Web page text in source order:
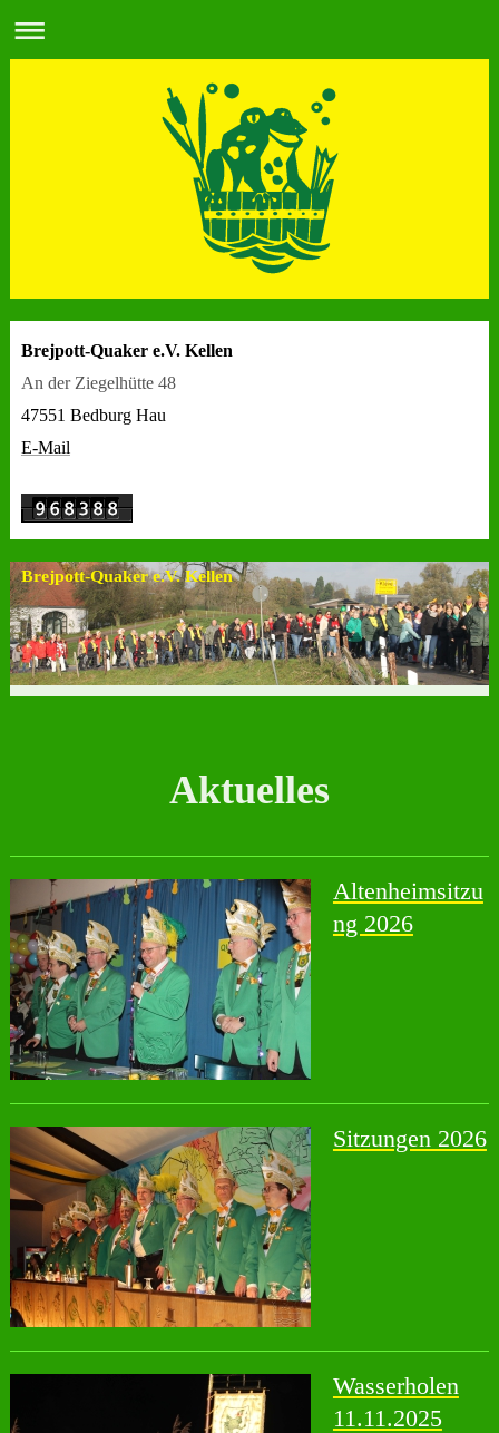
Brejpott-Quaker e.V. Kellen
An der Ziegelhütte 48
47551 Bedburg Hau
E-Mail
Brejpott-Quaker e.V. Kellen
Aktuelles
Altenheimsitzu
ng 2026
Sitzungen 2026
Wasserholen
11.11.2025